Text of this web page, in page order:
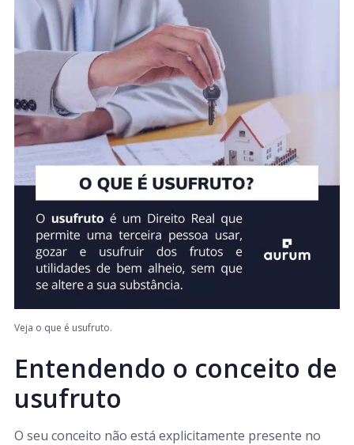
Veja o que é usufruto.
Entendendo o conceito de
usufruto
O seu conceito não está explicitamente presente no